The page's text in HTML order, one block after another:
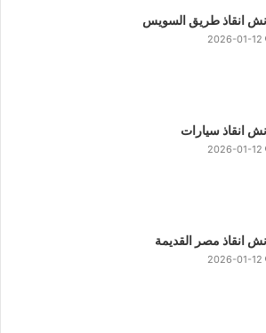
انقاذ طريق السويس
2026-01-12
انقاذ سيارات
2026-01-12
انقاذ مصر القديمة
2026-01-12